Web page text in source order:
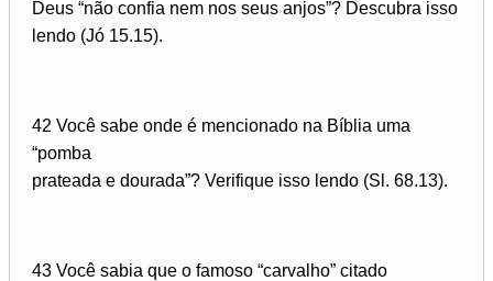
Deus “não confia nem nos seus anjos”? Descubra isso
lendo (Jó 15.15).
42 Você sabe onde é mencionado na Bíblia uma
“pomba
prateada e dourada”? Verifique isso lendo (Sl. 68.13).
43 Você sabia que o famoso “carvalho” citado